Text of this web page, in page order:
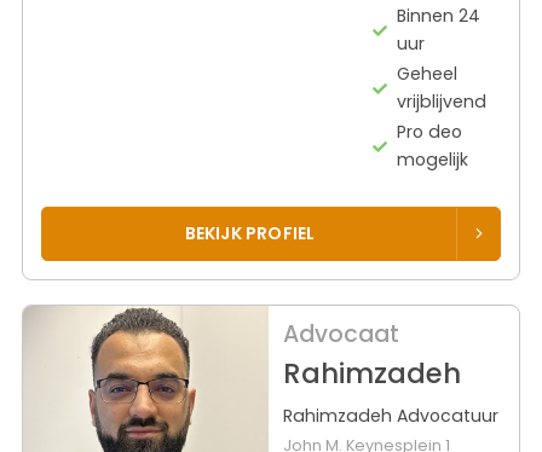
Binnen 24
uur
Geheel
vrijblijvend
Pro deo
mogelijk
BEKIJK PROFIEL
Advocaat
Rahimzadeh
Rahimzadeh Advocatuur
John M. Keynesplein 1